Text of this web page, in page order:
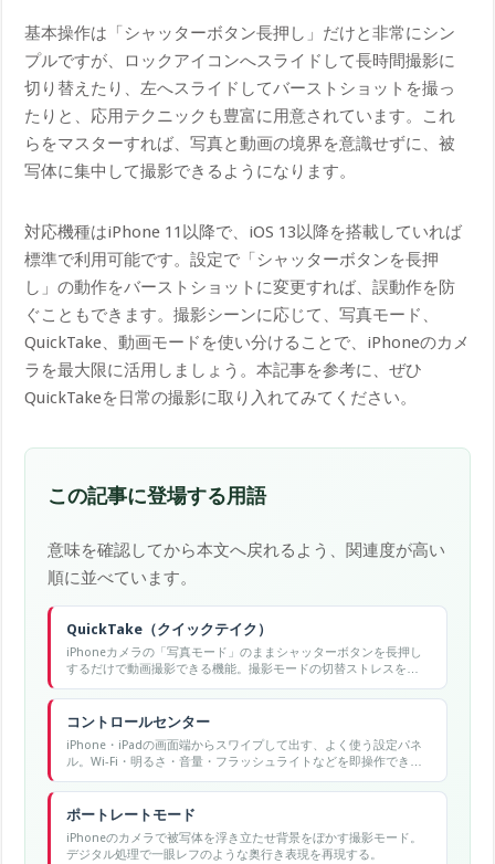
基本操作は「シャッターボタン長押し」だけと非常にシン
プルですが、ロックアイコンへスライドして長時間撮影に
切り替えたり、左へスライドしてバーストショットを撮っ
たりと、応用テクニックも豊富に用意されています。これ
らをマスターすれば、写真と動画の境界を意識せずに、被
写体に集中して撮影できるようになります。
対応機種はiPhone 11以降で、iOS 13以降を搭載していれば
標準で利用可能です。設定で「シャッターボタンを長押
し」の動作をバーストショットに変更すれば、誤動作を防
ぐこともできます。撮影シーンに応じて、写真モード、
QuickTake、動画モードを使い分けることで、iPhoneのカメ
ラを最大限に活用しましょう。本記事を参考に、ぜひ
QuickTakeを日常の撮影に取り入れてみてください。
この記事に登場する用語
意味を確認してから本文へ戻れるよう、関連度が高い
順に並べています。
QuickTake（クイックテイク）
iPhoneカメラの「写真モード」のままシャッターボタンを長押し
するだけで動画撮影できる機能。撮影モードの切替ストレスをな
くす革新機能。
コントロールセンター
iPhone・iPadの画面端からスワイプして出す、よく使う設定パネ
ル。Wi-Fi・明るさ・音量・フラッシュライトなどを即操作でき
る。
ポートレートモード
iPhoneのカメラで被写体を浮き立たせ背景をぼかす撮影モード。
デジタル処理で一眼レフのような奥行き表現を再現する。